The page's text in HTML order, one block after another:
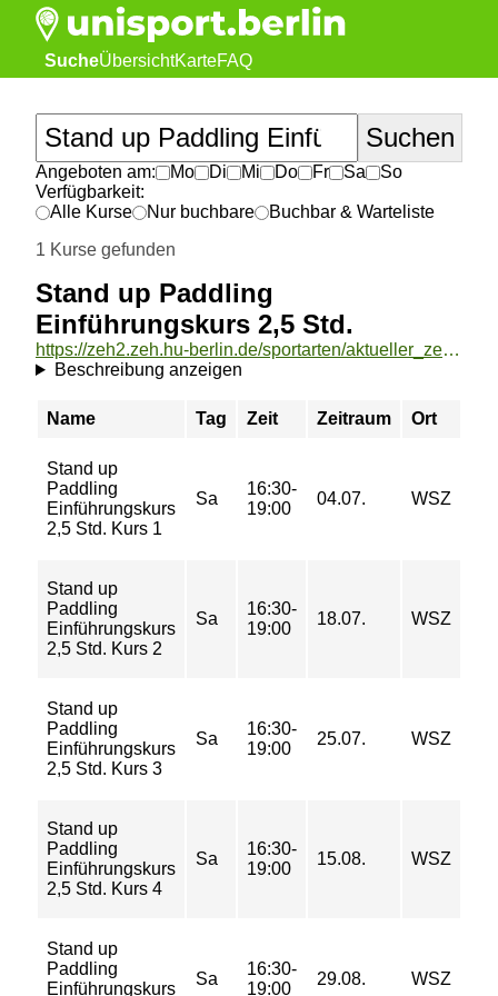
SucheÜbersichtKarteFAQ
Angeboten am: Mo Di Mi Do Fr Sa
So
Verfügbarkeit:
Alle Kurse
Nur buchbare
Buchbar & Warteliste
1 Kurse gefunden
Stand up Paddling
Einführungskurs 2,5 Std.
https://zeh2.zeh.hu-berlin.de/sportarten/aktueller_zeitraum/_Stand_up_Paddling_Einfuehrungskurs_2_5_Std_.html
Beschreibung anzeigen
Name Tag Zeit Zeitraum Ort
Stand up
Paddling
Einführungskurs
2,5 Std. Kurs 1
Sa
16:30-
19:00
04.07. WSZ
Stand up
Paddling
Einführungskurs
2,5 Std. Kurs 2
Sa
16:30-
19:00
18.07. WSZ
Stand up
Paddling
Einführungskurs
2,5 Std. Kurs 3
Sa
16:30-
19:00
25.07. WSZ
Stand up
Paddling
Einführungskurs
2,5 Std. Kurs 4
Sa
16:30-
19:00
15.08. WSZ
Stand up
Paddling
Einführungskurs
Sa
16:30-
19:00
29.08. WSZ